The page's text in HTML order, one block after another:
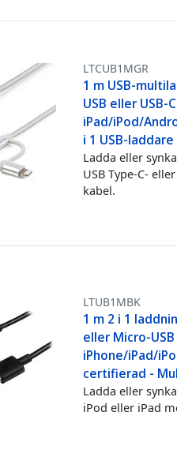
LTCUB1MGR
1 m USB-
USB eller
iPad/iPod/
i 1 USB-laddare
Ladda eller
USB Type-C-
kabel.
LTUB1MBK
1 m 2 i 1
eller Micro-
iPhone/iPad/
certifierad -
Ladda eller
iPod eller iPad